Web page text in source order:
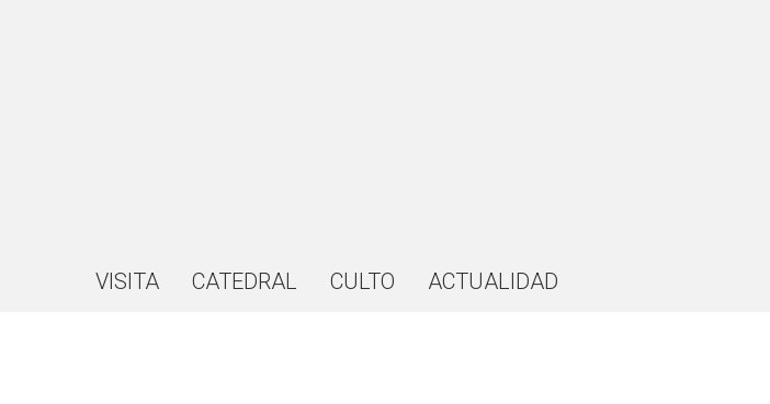
VISITA CATEDRAL CULTO ACTUALIDAD